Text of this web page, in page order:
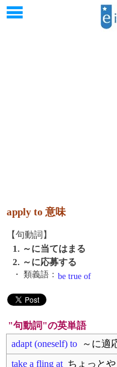
apply to 意味
【句動詞】
1. ～に当てはまる
2. ～に応募する
・ 類義語： be true of
"句動詞"の英単語
adapt (oneself) to ～に適
take a fling at ちょっと